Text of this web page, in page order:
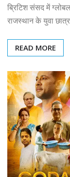
ब्रिटिश संसद में
राजस्थान के युवा
READ MORE